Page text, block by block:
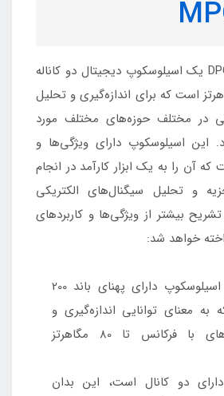
اسیلوسکوپ DPO6202D یک اسیلوسکوپ دیجیتال دو کاناله
باند 100 مگاهرتز است که برای اندازه‌گیری و تحلیل
در مختلف حوزه‌های مختلف مورد
این اسیلوسکوپ دارای ویژگی‌ها و
آن را به یک ابزار کارآمد در انجام
و تحلیل سیگنال‌های الکتریکی
بیشتر از ویژگی‌ها و کاربردهای
خواهد شد:
پهنای باند: این اسیلوسکوپ دارای پهنای باند 200
به معنای توانایی اندازه‌گیری و
نمایش سیگنال‌های با فرکانس تا 80 مگاهرتز
دارای دو کانال است، این بدان